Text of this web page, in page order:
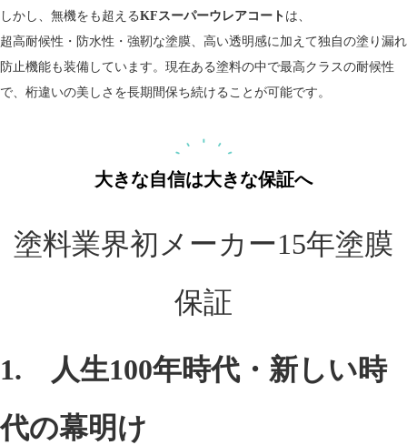
しかし、無機をも超えるKFスーパーウレアコート は、
超高耐候性・防水性・強靭な塗膜、高い透明感に加えて独自の塗り漏れ
防止機能も装備しています。現在ある塗料の中で最高クラスの耐候性
で、桁違いの美しさを長期間保ち続けることが可能です。
大きな自信は大きな保証へ
塗料業界初メーカー15年塗膜
保証
1. 人生100年時代・新しい時
代の幕明け